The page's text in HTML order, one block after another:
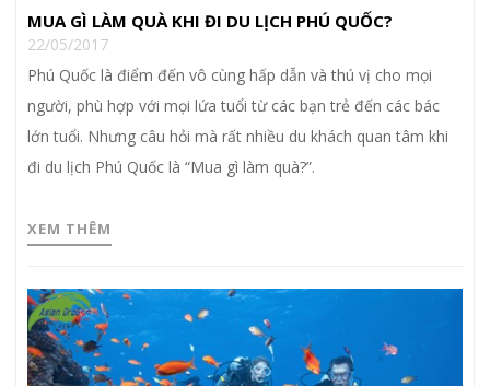
MUA GÌ LÀM QUÀ KHI ĐI DU LỊCH PHÚ QUỐC?
22/05/2017
Phú Quốc là điểm đến vô cùng hấp dẫn và thú vị cho mọi
người, phù hợp với mọi lứa tuổi từ các bạn trẻ đến các bác
lớn tuổi. Nhưng câu hỏi mà rất nhiều du khách quan tâm khi
đi du lịch Phú Quốc là “Mua gì làm quà?”.
XEM THÊM